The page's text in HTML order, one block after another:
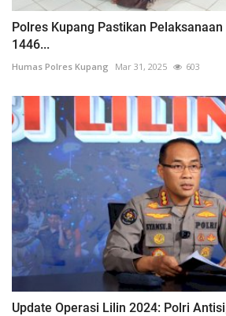
Polres Kupang Pastikan
1446...
Humas Polres Kupang Mar 31, 2025 603
Update Operasi Lilin 2024: Polri